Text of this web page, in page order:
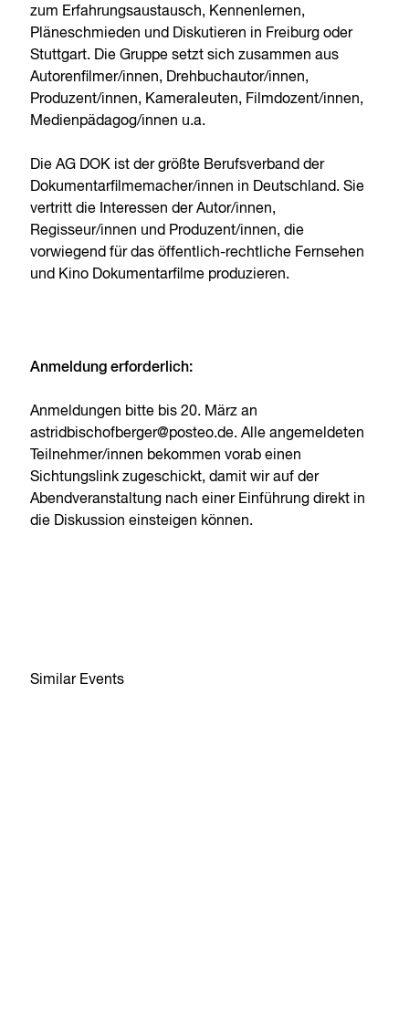
zum Erfahrungsaustausch, Kennenlernen,
Pläneschmieden und Diskutieren in Freiburg oder
Stuttgart. Die Gruppe setzt sich zusammen aus
Autorenfilmer/innen, Drehbuchautor/innen,
Produzent/innen, Kameraleuten, Filmdozent/innen,
Medienpädagog/innen u.a.
Die AG DOK ist der größte Berufsverband der
Dokumentarfilmemacher/innen in Deutschland. Sie
vertritt die Interessen der Autor/innen,
Regisseur/innen und Produzent/innen, die
vorwiegend für das öffentlich-rechtliche Fernsehen
und Kino Dokumentarfilme produzieren.
Anmeldung erforderlich:
Anmeldungen bitte bis 20. März an
astridbischofberger@posteo.de. Alle angemeldeten
Teilnehmer/innen bekommen vorab einen
Sichtungslink zugeschickt, damit wir auf der
Abendveranstaltung nach einer Einführung direkt in
die Diskussion einsteigen können.
Similar Events